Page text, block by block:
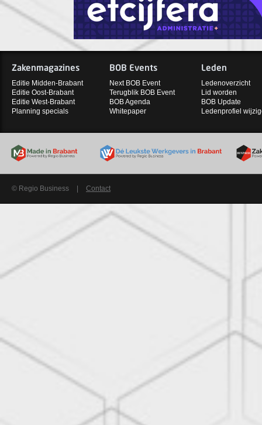
Zakenmagazines
Editie Midden-Brabant
Editie Oost-Brabant
Editie West-Brabant
Planning specials
BOB Events
Next BOB Event
Terugblik BOB Event
BOB Agenda
Whitepaper
Leden
Ledenoverzicht
Lid worden
BOB Update
Ledenprofiel
© Regio Business Contact